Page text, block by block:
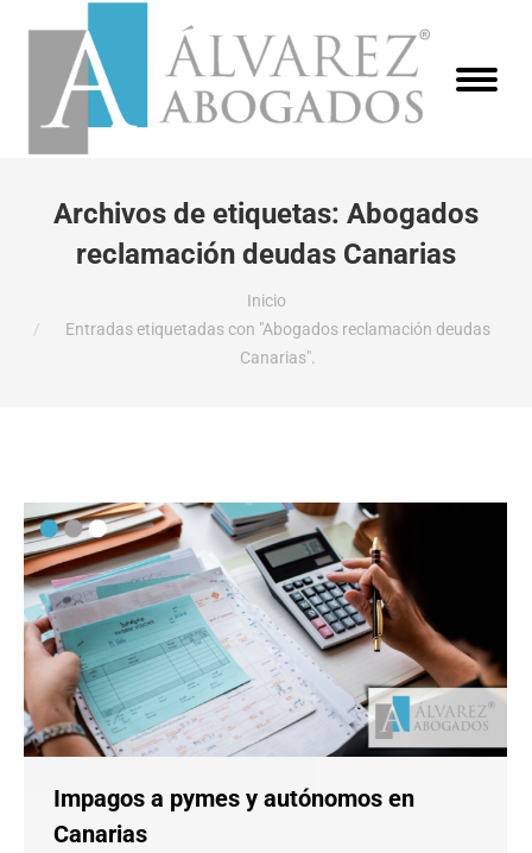
Archivos de etiquetas: Abogados
reclamación deudas Canarias
Inicio
Entradas etiquetadas con "Abogados reclamación deudas
Canarias".
Impagos a pymes y autónomos en
Canarias